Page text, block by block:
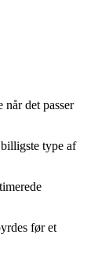
det passer
type af
før et